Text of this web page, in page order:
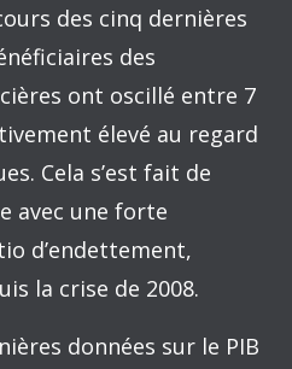
des cinq dernières
des
ont oscillé entre 7
élevé au regard
Cela s’est fait de
avec une forte
d’endettement,
la crise de 2008.
données sur le PIB